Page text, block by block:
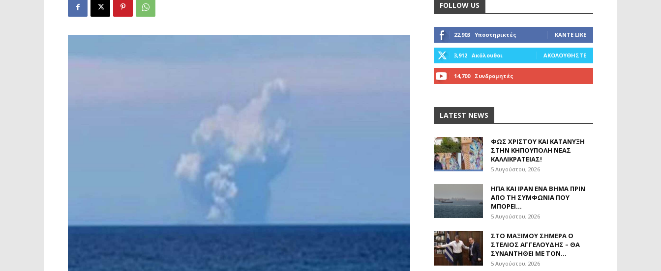
FOLLOW US
22,903 Υποστηρικτές ΚΆΝΤΕ LIKE
3,912 Ακόλουθοι ΑΚΟΛΟΥΘΉΣΤΕ
14,700 Συνδρομητές
LATEST NEWS
ΦΩΣ ΧΡΙΣΤΟΎ ΚΑΙ ΚΑΤΆΝΥΞΗ
ΣΤΗΝ ΚΗΠΟΎΠΟΛΗ ΝΈΑΣ
ΚΑΛΛΙΚΡΆΤΕΙΑΣ!
5 Αυγούστου, 2026
ΗΠΑ ΚΑΙ ΙΡΆΝ ΈΝΑ ΒΉΜΑ ΠΡΙΝ
ΑΠΌ ΤΗ ΣΥΜΦΩΝΊΑ ΠΟΥ
ΜΠΟΡΕΊ...
5 Αυγούστου, 2026
ΣΤΟ ΜΑΞΊΜΟΥ ΣΉΜΕΡΑ Ο
ΣΤΈΛΙΟΣ ΑΓΓΕΛΟΎΔΗΣ – ΘΑ
ΣΥΝΑΝΤΗΘΕΊ ΜΕ ΤΟΝ...
5 Αυγούστου, 2026